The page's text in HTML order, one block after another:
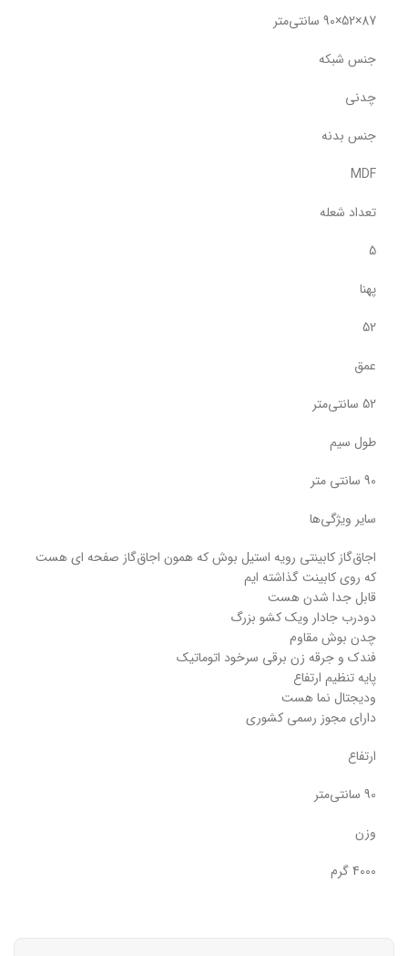
87×52×90 سانتی‌متر
جنس شبکه
چدنی
جنس بدنه
MDF
تعداد شعله
5
پهنا
52
عمق
52 سانتی‌متر
طول سیم
90 سانتی متر
سایر ویژگی‌ها
اجاق‌گاز کابینتی رویه استیل بوش که همون اجاق‌گاز صفحه ای هست
که روی کابینت گذاشته ایم
قابل جدا شدن هست
دودرب جادار ویک کشو بزرگ
چدن بوش مقاوم
فندک و جرقه زن برقی سرخود اتوماتیک
پایه تنظیم ارتفاع
ودیجتال نما هست
دارای مجوز رسمی کشوری
ارتفاع
90 سانتی‌متر
وزن
4000 گرم